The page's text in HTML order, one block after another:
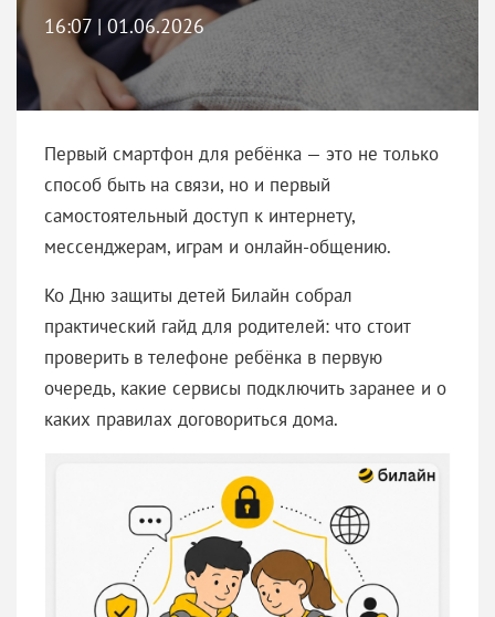
16:07 | 01.06.2026
Первый смартфон для ребёнка — это не только
способ быть на связи, но и первый
самостоятельный доступ к интернету,
мессенджерам, играм и онлайн-общению.
Ко Дню защиты детей Билайн собрал
практический гайд для родителей: что стоит
проверить в телефоне ребёнка в первую
очередь, какие сервисы подключить заранее и о
каких правилах договориться дома.